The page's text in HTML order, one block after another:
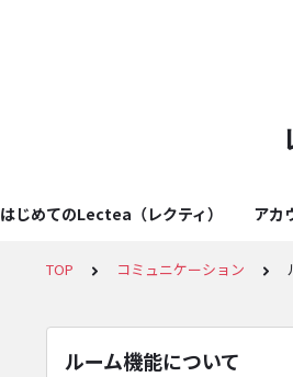
はじめてのLectea（レクティ） アカ
TOP コミュニケーション
ルーム機能について